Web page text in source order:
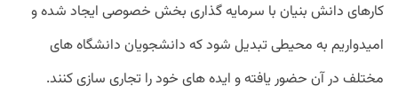
کارهای دانش بنیان با سرمایه گذاری بخش خصوصی ایجاد شده و
امیدواریم به محیطی تبدیل شود که دانشجویان دانشگاه های
مختلف در آن حضور یافته و ایده های خود را تجاری سازی کنند.